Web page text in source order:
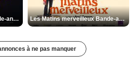
Les Silences de Riyad Bande-annonce VO STFR Les Matins merveilleux Bande-annonce VF
à ne pas manquer